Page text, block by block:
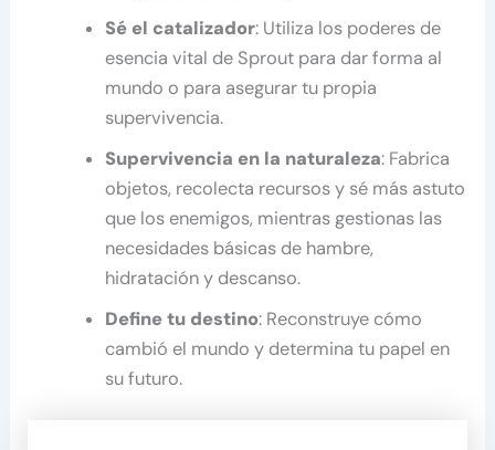
Sé el catalizador: Utiliza los poderes de
esencia vital de Sprout para dar forma al
mundo o para asegurar tu propia
supervivencia.
Supervivencia en la naturaleza: Fabrica
objetos, recolecta recursos y sé más astuto
que los enemigos, mientras gestionas las
necesidades básicas de hambre,
hidratación y descanso.
Define tu destino: Reconstruye cómo
cambió el mundo y determina tu papel en
su futuro.